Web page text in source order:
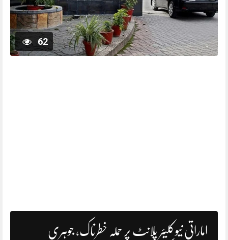
62
اماراتی نیوکلیئر پلانٹ پر حملہ خطرناک، جوہری